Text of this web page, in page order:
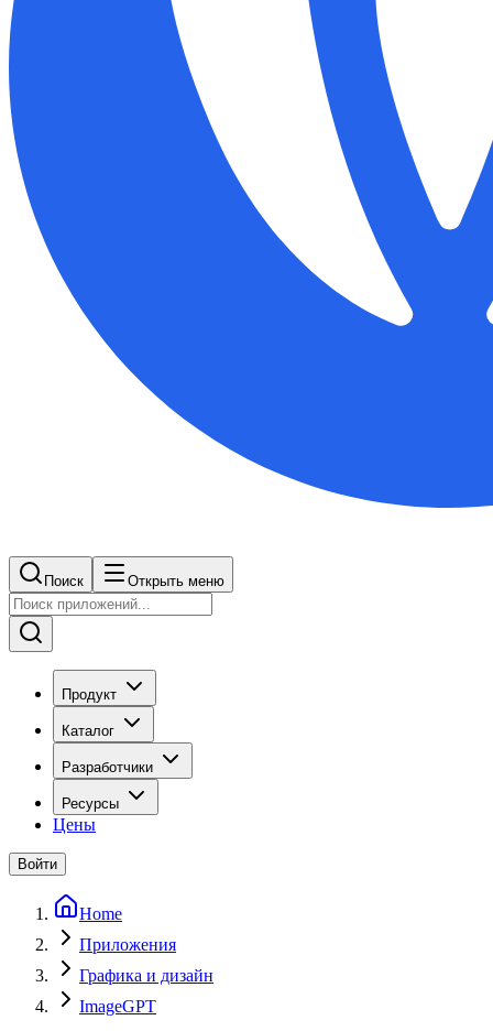
Поиск Открыть меню
Продукт
Каталог
Разработчики
Ресурсы
Цены
Войти
Home
Приложения
Графика и дизайн
ImageGPT